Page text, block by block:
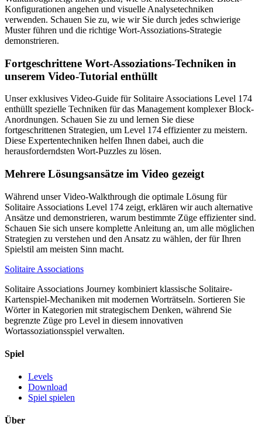
Konfigurationen angehen und visuelle Analysetechniken
verwenden. Schauen Sie zu, wie wir Sie durch jedes schwierige
Muster führen und die richtige Wort-Assoziations-Strategie
demonstrieren.
Fortgeschrittene Wort-Assoziations-Techniken in
unserem Video-Tutorial enthüllt
Unser exklusives Video-Guide für Solitaire Associations Level 174
enthüllt spezielle Techniken für das Management komplexer Block-
Anordnungen. Schauen Sie zu und lernen Sie diese
fortgeschrittenen Strategien, um Level 174 effizienter zu meistern.
Diese Expertentechniken helfen Ihnen dabei, auch die
herausforderndsten Wort-Puzzles zu lösen.
Mehrere Lösungsansätze im Video gezeigt
Während unser Video-Walkthrough die optimale Lösung für
Solitaire Associations Level 174 zeigt, erklären wir auch alternative
Ansätze und demonstrieren, warum bestimmte Züge effizienter sind.
Schauen Sie sich unsere komplette Anleitung an, um alle möglichen
Strategien zu verstehen und den Ansatz zu wählen, der für Ihren
Spielstil am meisten Sinn macht.
Solitaire Associations
Solitaire Associations Journey kombiniert klassische Solitaire-
Kartenspiel-Mechaniken mit modernen Worträtseln. Sortieren Sie
Wörter in Kategorien mit strategischem Denken, während Sie
begrenzte Züge pro Level in diesem innovativen
Wortassoziationsspiel verwalten.
Spiel
Levels
Download
Spiel spielen
Über